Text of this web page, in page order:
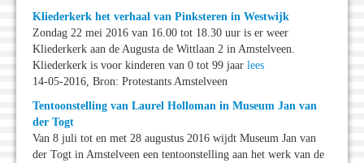
Kliederkerk het verhaal van Pinksteren in Westwijk
Zondag 22 mei 2016 van 16.00 tot 18.30 uur is er weer
Kliederkerk aan de Augusta de Wittlaan 2 in Amstelveen.
Kliederkerk is voor kinderen van 0 tot 99 jaar lees
14-05-2016, Bron: Protestants Amstelveen
Tentoonstelling van Laurel Holloman in Museum Jan van
der Togt
Van 8 juli tot en met 28 augustus 2016 wijdt Museum Jan van
der Togt in Amstelveen een tentoonstelling aan het werk van de